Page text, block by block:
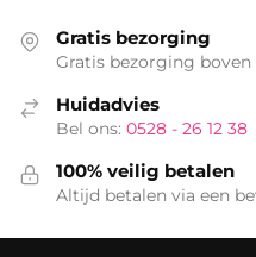
Gratis bezorging
Gratis bezorging boven
Huidadvies
Bel ons: 0528 - 26 12 38
100% veilig betalen
Altijd betalen via een